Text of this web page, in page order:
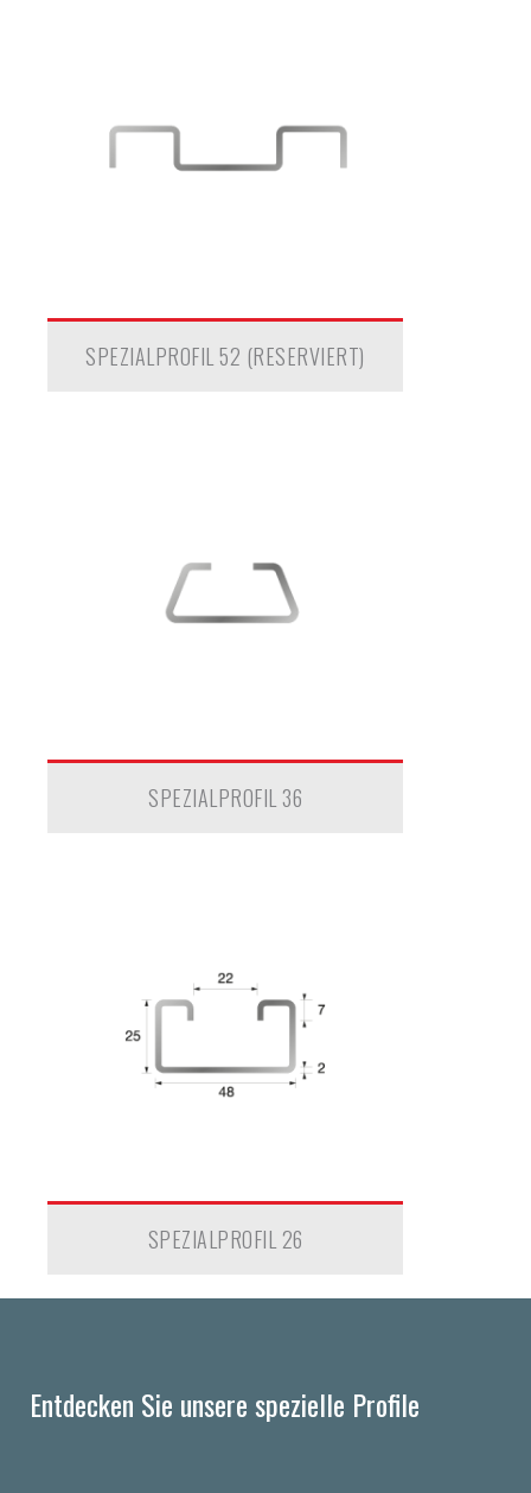
SPEZIALPROFIL 52 (RESERVIERT)
SPEZIALPROFIL 36
SPEZIALPROFIL 26
Entdecken Sie unsere spezielle Profile